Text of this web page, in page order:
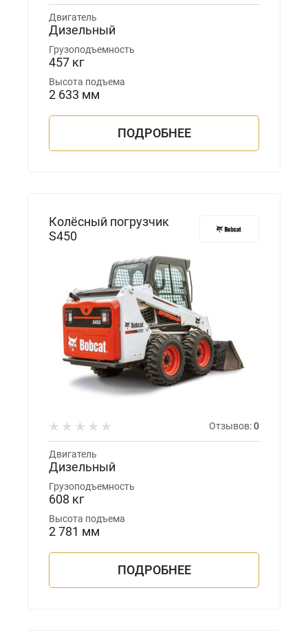
Двигатель
Дизельный
Грузоподъемность
457 кг
Высота подъема
2 633 мм
ПОДРОБНЕЕ
Колёсный погрузчик
S450
Отзывов:0
Двигатель
Дизельный
Грузоподъемность
608 кг
Высота подъема
2 781 мм
ПОДРОБНЕЕ